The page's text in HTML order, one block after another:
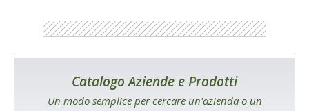
Catalogo Aziende e Prodotti
Un modo semplice per cercare un'azienda o un